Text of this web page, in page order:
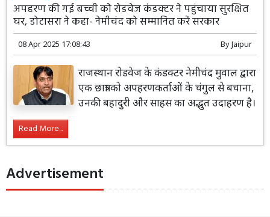
अपहरण की गई बच्ची को रोडवेज कंडक्टर ने पहुंचाया सुरक्षित
घर, डोटासरा ने कहा- नेमीचंद को सम्मानित करें सरकार
08 Apr 2025 17:08:43 ByJaipur
राजस्थान रोडवेज के कंडक्टर नेमीचंद मुवाल द्वारा
एक छात्रा को अपहरणकर्ताओं के चंगुल से बचाना,
उनकी बहादुरी और साहस का अद्भुत उदाहरण है।
Read More...
Advertisement